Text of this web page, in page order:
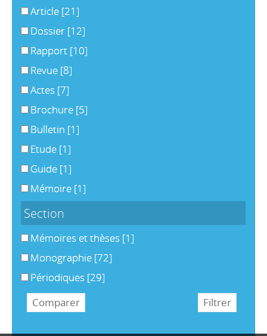
Article [21]
Dossier [12]
Rapport [10]
Revue [8]
Actes [7]
Brochure [5]
Bulletin [1]
Etude [1]
Guide [1]
Mémoire [1]
Section
Mémoires et thèses [1]
Monographie [72]
Périodiques [29]